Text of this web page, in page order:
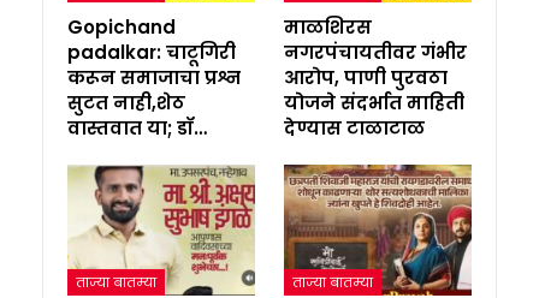
Gopichand
padalkar: चाटूगिरी
करून समाजाचा प्रश्न
सुटत नाही,शेठ
वास्तवात या; डॉ…
माळशिरस
नगरपंचायतीवर गंभीर
आरोप, पाणी पुरवठा
योजने संदर्भात माहिती
देण्यास टाळाटाळ
ताज्या बातम्या ताज्या बातम्या